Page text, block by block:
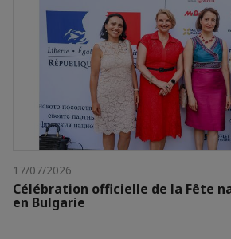
17/07/2026
Célébration officielle de la Fête
en Bulgarie